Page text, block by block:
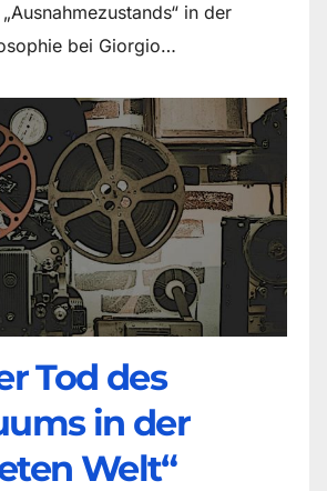
in der
bei Giorgio…
Tod des
in der
Welt“